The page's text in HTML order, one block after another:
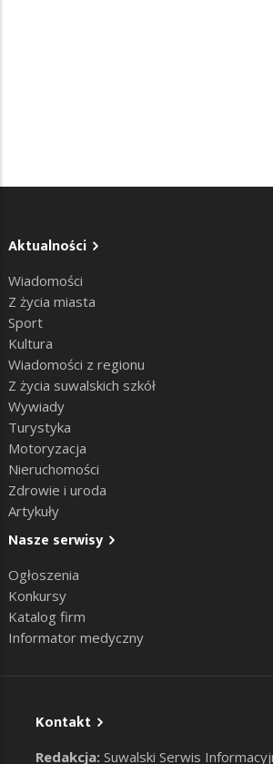
Aktualności
Wiadomości
Z życia miasta
Sport
Kultura
Wiadomości z regionu
Z życia suwalskich szkół
Wywiady
Turystyka
Motoryzacja
Nieruchomości
Zdrowie i uroda
Artykuły
Nasze serwisy
Ogłoszenia
Konkursy
Katalog firm
Informator medyczny
Kontakt
Redakcja: Suwalski Serwis